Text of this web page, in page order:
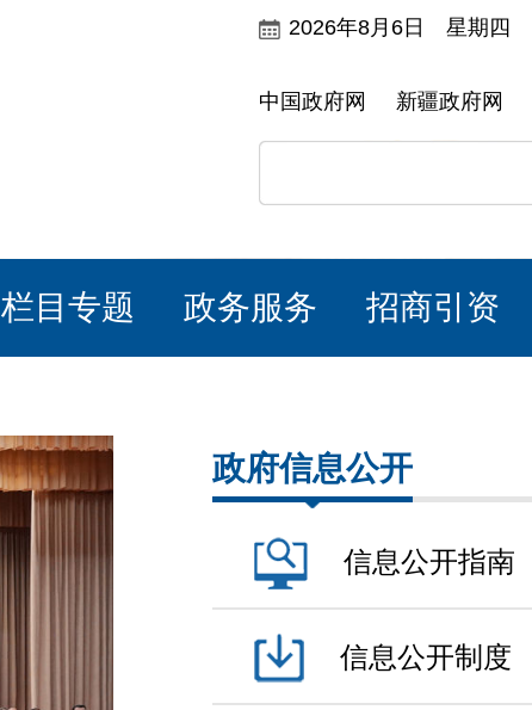
2026年8月6日 星期四
中国政府网 新疆政府网
栏目专题 政务服务 招商引资
政府信息公开
信息公开指南
信息公开制度